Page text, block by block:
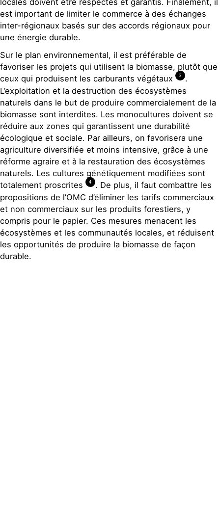
est important de limiter le commerce à des échanges
inter-régionaux basés sur des accords régionaux pour
une énergie durable.
Sur le plan environnemental, il est préférable de
favoriser les projets qui utilisent la biomasse, plutôt que
ceux qui produisent les carburants végétaux
3
.
L’exploitation et la destruction des écosystèmes
naturels dans le but de produire commercialement de la
biomasse sont interdites. Les monocultures doivent se
réduire aux zones qui garantissent une durabilité
écologique et sociale. Par ailleurs, on favorisera une
agriculture diversifiée et moins intensive, grâce à une
réforme agraire et à la restauration des écosystèmes
naturels. Les cultures génétiquement modifiées sont
totalement proscrites
4
. De plus, il faut combattre les
propositions de l’OMC d’éliminer les tarifs commerciaux
et non commerciaux sur les produits forestiers, y
compris pour le papier. Ces mesures menacent les
écosystèmes et les communautés locales, et réduisent
les opportunités de produire la biomasse de façon
durable.